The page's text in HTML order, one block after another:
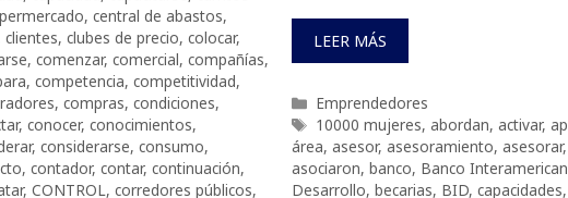
, central de abastos,
clientes, clubes de precio, colocar,
, comenzar, comercial, compañías,
, competencia, competitividad,
, compras, condiciones,
, conocer, conocimientos,
, considerarse, consumo,
, contador, contar, continuación,
, CONTROL, corredores públicos,
LEER MÁS
Categorías
Emprendedores
Etiquetas
10000 mujeres, abordan, activar,
área, asesor, asesoramiento, asesorar,
asociaron, banco, Banco
Desarrollo, becarias, BID, capacidades,